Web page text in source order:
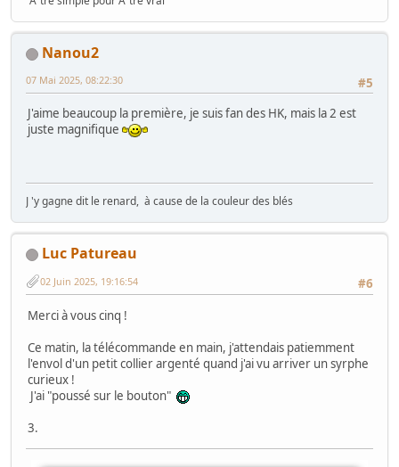
Nanou2
#5
07 Mai 2025, 08:22:30
J'aime beaucoup la première, je suis fan des HK, mais la 2 est
juste magnifique
J 'y gagne dit le renard, à cause de la couleur des blés
Luc Patureau
#6
02 Juin 2025, 19:16:54
Merci à vous cinq !
Ce matin, la télécommande en main, j'attendais patiemment
l'envol d'un petit collier argenté quand j'ai vu arriver un syrphe
curieux !
J'ai "poussé sur le bouton"
3.